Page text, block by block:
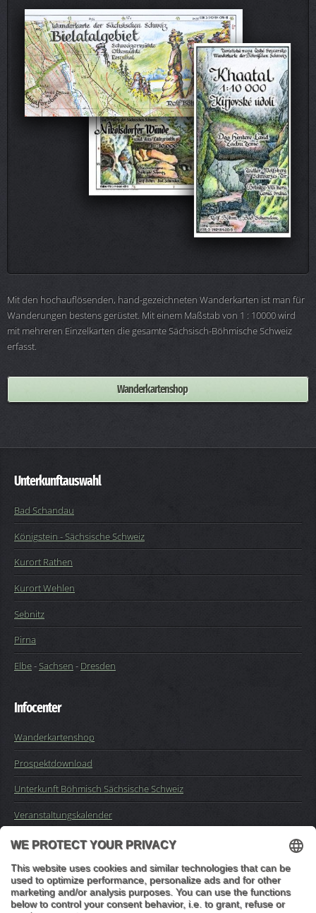
Mit den hochauflösenden, hand-gezeichneten Wanderkarten ist man für
Wanderungen bestens gerüstet. Mit einem Maßstab von 1 : 10000 wird
mit mehreren Einzelkarten die gesamte Sächsisch-Böhmische Schweiz
erfasst.
Wanderkartenshop
Unterkunftauswahl
Bad Schandau
Königstein - Sächsische Schweiz
Kurort Rathen
Kurort Wehlen
Sebnitz
Pirna
Elbe-Sachsen - Dresden
Infocenter
Wanderkartenshop
Prospektdownload
Unterkunft Böhmisch Sächsische Schweiz
Veranstaltungskalender
Impressum